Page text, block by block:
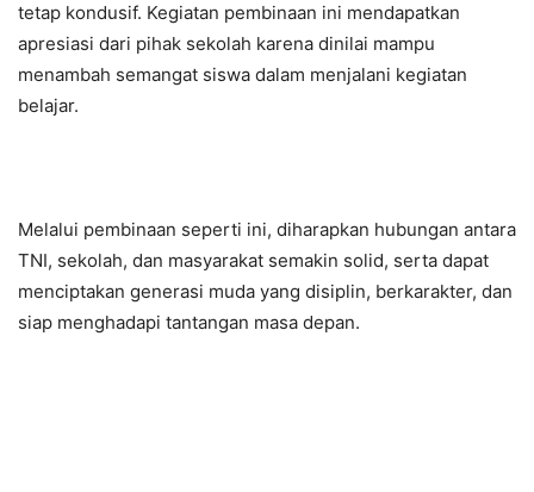
tetap kondusif. Kegiatan pembinaan ini mendapatkan
apresiasi dari pihak sekolah karena dinilai mampu
menambah semangat siswa dalam menjalani kegiatan
belajar.
Melalui pembinaan seperti ini, diharapkan hubungan antara
TNI, sekolah, dan masyarakat semakin solid, serta dapat
menciptakan generasi muda yang disiplin, berkarakter, dan
siap menghadapi tantangan masa depan.